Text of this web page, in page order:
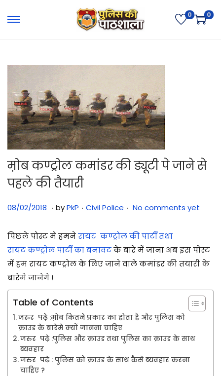
0 0
म़ोब कण्ट्रोल कमांडर की ड्यूटी पे जाने से
पहले की तैयारी
Posted on
08/02/2018 3
/
0
7
/
2
0
2
5
. byPkP . Posted in
Civil Police . No comments yet
पिछले पोस्ट में हमनेरायट कण्ट्रोल की पार्टी तथा
रायटकण्ट्रोलपार्टी का बनावटके बारे में जाना अब इस पोस्ट
में हम रायटकण्ट्रोलके लिए जाने वाले कमांडर की तयारी के
बारेमे जानेगे !
Table of Contents
जरुर पढ़े :म़ोब कितने प्रकार का होता है और पुलिस को
क्राउड के बारेमे क्यों जानना चाहिए
जरुर पढ़े :पुलिस और क्राउड तथा पुलिस का क्राउड के साथ
ब्यवहार
जरुर पढ़े : पुलिस को क्राउड के साथ कैसे ब्यवहार करना
चाहिए ?